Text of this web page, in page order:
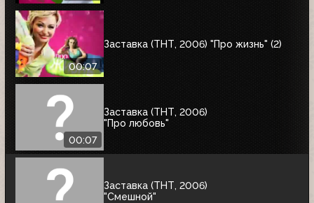
00:07
Заставка (ТНТ, 2006) "Про жизнь" (2)
00:07
Заставка (ТНТ, 2006)
"Про любовь"
Заставка (ТНТ, 2006)
"Смешной"